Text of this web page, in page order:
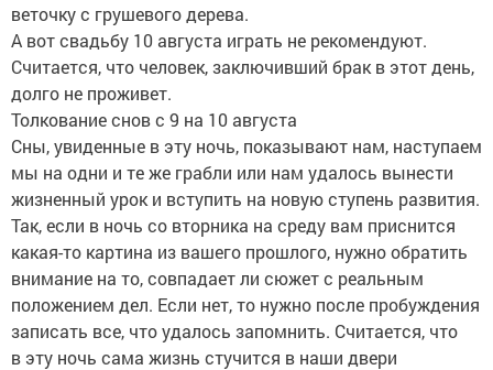
веточку с грушевого дерева.
А вот свадьбу 10 августа играть не рекомендуют.
Считается, что человек, заключивший брак в этот день,
долго не проживет.
Толкование снов с 9 на 10 августа
Сны, увиденные в эту ночь, показывают нам, наступаем
мы на одни и те же грабли или нам удалось вынести
жизненный урок и вступить на новую ступень развития.
Так, если в ночь со вторника на среду вам приснится
какая-то картина из вашего прошлого, нужно обратить
внимание на то, совпадает ли сюжет с реальным
положением дел. Если нет, то нужно после пробуждения
записать все, что удалось запомнить. Считается, что
в эту ночь сама жизнь стучится в наши двери